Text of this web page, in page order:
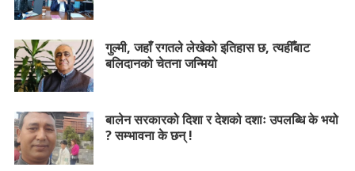
गुल्मी, जहाँ रगतले लेखेको इतिहास छ, त्यहीँबाट
बलिदानको चेतना जन्मियो
बालेन सरकारको दिशा र देशको दशाः उपलब्धि के भयो
? सम्भावना के छन् !